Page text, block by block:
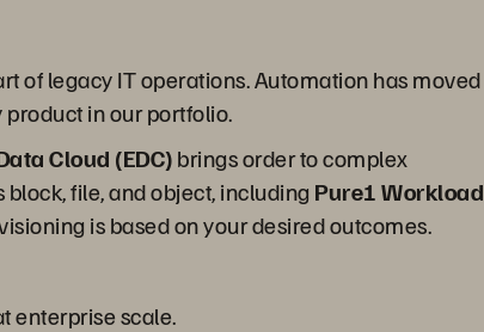
of legacy IT operations. Automation has moved
in our portfolio.
Cloud (EDC)brings order to complex
file, and object, including Pure1 Workload
is based on your desired outcomes.
enterprise scale.